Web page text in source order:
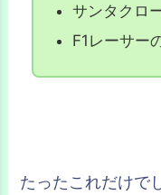
サンタクロ
F1レーサー
たったこれだけで